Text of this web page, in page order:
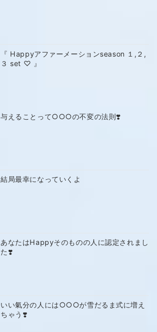
『 Happyアファーメーションseason １,２,
３ set ♡ 』
与えることって○○○の不変の法則❣️
結局最幸になっていくよ
あなたはHappyそのものの人に認定されまし
た❣️
いい氣分の人には○○○が雪だるま式に増え
ちゃう❣️